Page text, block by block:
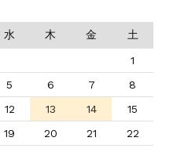
水 木 金 土
1
5 6 7
8
12 13 14
15
19 20 21
22